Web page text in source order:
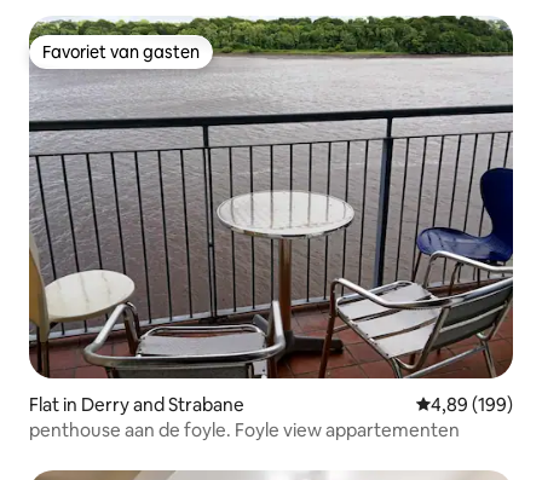
Favoriet van gasten
Favoriet van gasten
Flat in Derry and Strabane Gemiddelde
4,89 (199)
penthouse aan de foyle. Foyle view appartementen